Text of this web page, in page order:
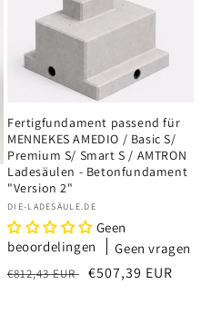
Fertigfundament passend für
MENNEKES AMEDIO / Basic S/
Premium S/ Smart S / AMTRON
Ladesäulen - Betonfundament
"Version 2"
Verkoper:
DIE-LADESÄULE.DE
Geen
beoordelingen
Geen vragen
Normale
€812,43 EUR Aanbiedingsprijs
€507,39 EUR